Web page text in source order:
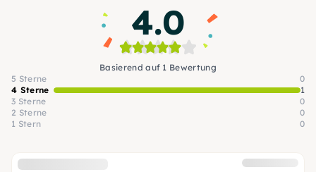
4.0
Basierend auf 1 Bewertung
5 Sterne
0
4 Sterne
1
3 Sterne
0
2 Sterne
0
1 Stern
0